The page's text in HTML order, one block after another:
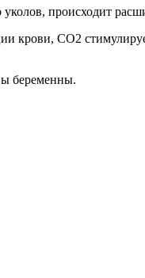
происходит
крови, СО2
беременны.